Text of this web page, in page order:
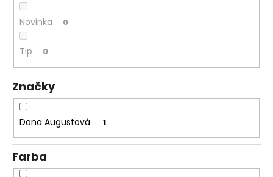
Novinka 0
Tip 0
Značky
Dana Augustová 1
Farba
e
n
á
j
s
ť
?